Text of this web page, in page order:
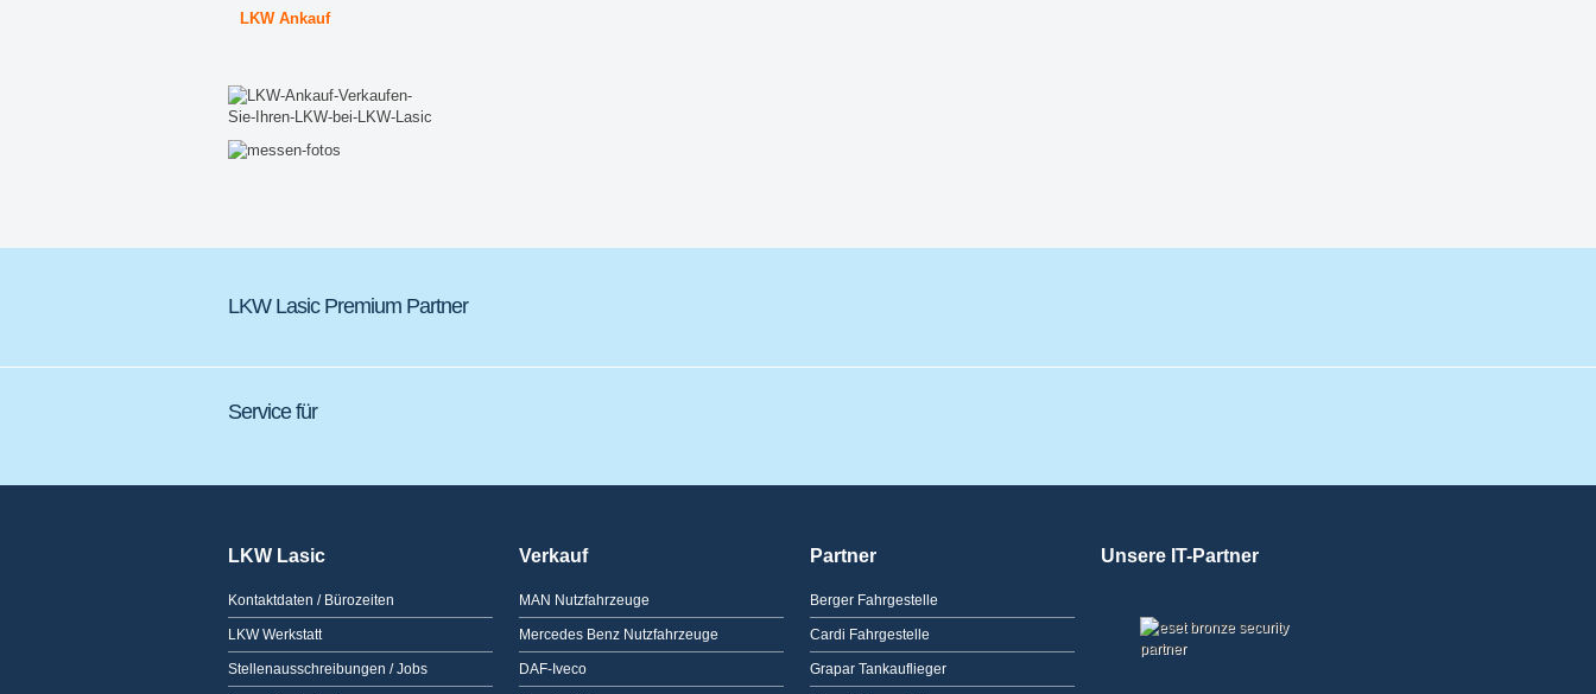
LKW Ankauf
LKW Lasic Premium Partner
Service für
LKW Lasic
Kontaktdaten / Bürozeiten
LKW Werkstatt
Stellenausschreibungen / Jobs
Verkauf
MAN Nutzfahrzeuge
Mercedes Benz Nutzfahrzeuge
DAF-Iveco
Partner
Berger Fahrgestelle
Cardi Fahrgestelle
Grapar Tankauflieger
Unsere IT-Partner